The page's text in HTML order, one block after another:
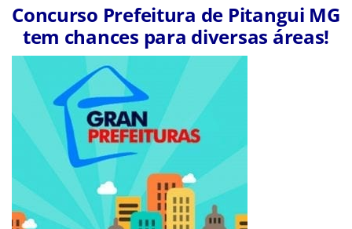
Concurso Prefeitura de Pitangui MG
tem chances para diversas áreas!